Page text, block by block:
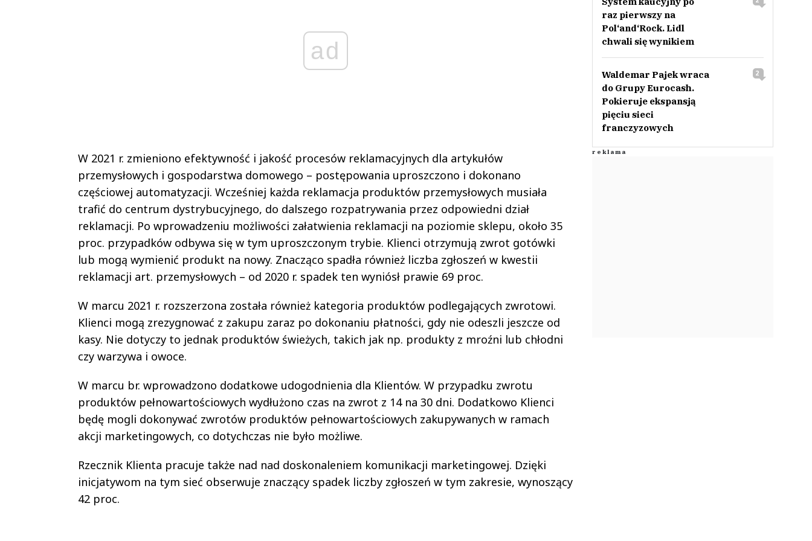
ad
W 2021 r. zmieniono efektywność i jakość procesów reklamacyjnych dla artykułów
przemysłowych i gospodarstwa domowego – postępowania uproszczono i dokonano
częściowej automatyzacji. Wcześniej każda reklamacja produktów przemysłowych musiała
trafić do centrum dystrybucyjnego, do dalszego rozpatrywania przez odpowiedni dział
reklamacji. Po wprowadzeniu możliwości załatwienia reklamacji na poziomie sklepu, około 35
proc. przypadków odbywa się w tym uproszczonym trybie. Klienci otrzymują zwrot gotówki
lub mogą wymienić produkt na nowy. Znacząco spadła również liczba zgłoszeń w kwestii
reklamacji art. przemysłowych – od 2020 r. spadek ten wyniósł prawie 69 proc.
W marcu 2021 r. rozszerzona została również kategoria produktów podlegających zwrotowi.
Klienci mogą zrezygnować z zakupu zaraz po dokonaniu płatności, gdy nie odeszli jeszcze od
kasy. Nie dotyczy to jednak produktów świeżych, takich jak np. produkty z mroźni lub chłodni
czy warzywa i owoce.
W marcu br. wprowadzono dodatkowe udogodnienia dla Klientów. W przypadku zwrotu
produktów pełnowartościowych wydłużono czas na zwrot z 14 na 30 dni. Dodatkowo Klienci
będę mogli dokonywać zwrotów produktów pełnowartościowych zakupywanych w ramach
akcji marketingowych, co dotychczas nie było możliwe.
Rzecznik Klienta pracuje także nad nad doskonaleniem komunikacji marketingowej. Dzięki
inicjatywom na tym sieć obserwuje znaczący spadek liczby zgłoszeń w tym zakresie, wynoszący
42 proc.
raz pierwszy na
Pol‘and‘Rock. Lidl
chwali się wynikiem
Waldemar Pajek wraca
do Grupy Eurocash.
Pokieruje ekspansją
pięciu sieci
franczyzowych
2